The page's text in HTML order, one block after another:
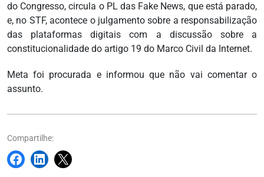
do Congresso, circula o PL das Fake News, que está parado,
e, no STF, acontece o julgamento sobre a responsabilização
das plataformas digitais com a discussão sobre a
constitucionalidade do artigo 19 do Marco Civil da Internet.
Meta foi procurada e informou que não vai comentar o
assunto.
Compartilhe: